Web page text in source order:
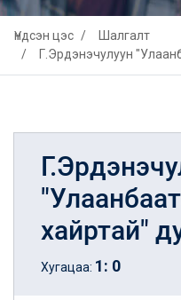
Үндсэн цэс
Шалгалт
Г.Эрдэнэчулуун
хайртай"
Хугацаа: 1: 0